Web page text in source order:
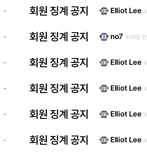
- 회원 징계 공지 Elliot Lee
- 회원 징계 공지 no7 436일 전
- 회원 징계 공지 Elliot Lee
- 회원 징계 공지 Elliot Lee
- 회원 징계 공지 Elliot Lee
- 회원 징계 공지 Elliot Lee